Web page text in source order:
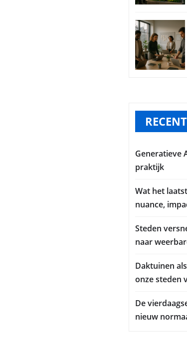
Generatieve
praktijk
Wat het
nuance,
Steden
naar
Daktuinen
onze steden
De
nieuw